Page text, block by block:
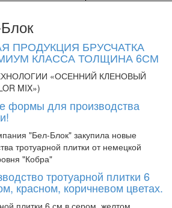
ПРОДУКЦИЯ БРУСЧАТКА
КЛАССА ТОЛЩИНА 6СМ
«ОСЕННИЙ КЛЕНОВЫЙ
MIX»)
формы для производства
"Бел-Блок" закупила новые
тротуарной плитки от немецкой
"Кобра"
тротуарной плитки 6
красном, коричневом цветах.